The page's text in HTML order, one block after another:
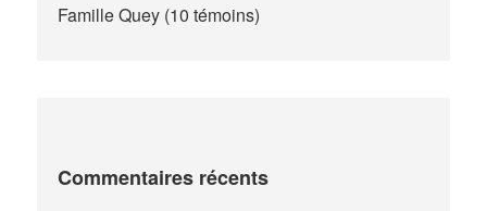
Famille Quey (10 témoins)
Commentaires récents